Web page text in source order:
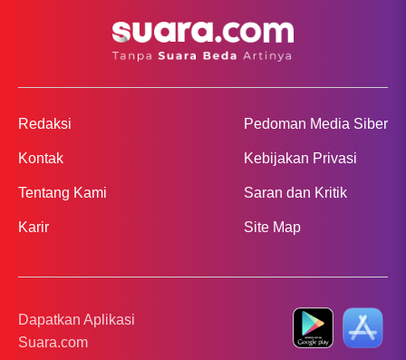
Redaksi
Kontak
Tentang Kami
Karir
Pedoman Media Siber
Kebijakan Privasi
Saran dan Kritik
Site Map
Dapatkan Aplikasi
Suara.com